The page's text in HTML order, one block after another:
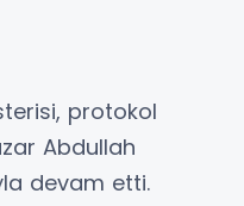
protokol
Abdullah
devam etti.